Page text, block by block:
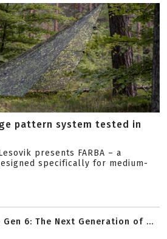
pattern system tested in
presents FARBA – a
specifically for medium-
Gen 6: The Next Generation of ...